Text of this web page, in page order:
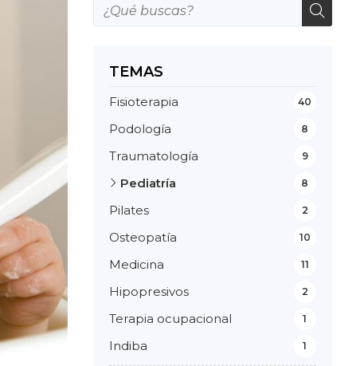
TEMAS
Fisioterapia 40
Podología 8
Traumatología 9
Pediatría 8
Pilates 2
Osteopatía 10
Medicina 11
Hipopresivos 2
Terapia ocupacional 1
Indiba 1